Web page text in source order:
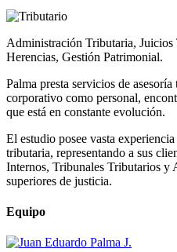
Administración Tributaria, Juicios
Herencias, Gestión Patrimonial.
Palma presta servicios de
corporativo como personal,
que está en constante evolución.
El estudio posee vasta
tributaria, representando a sus
Internos, Tribunales Tributarios y
superiores de justicia.
Equipo